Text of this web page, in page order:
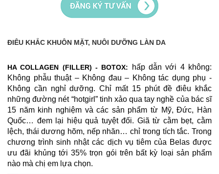
ĐIÊU KHẮC KHUÔN MẶT, NUÔI DƯỠNG LÀN DA
HA COLLAGEN (FILLER) - BOTOX: hấp dẫn với 4 không:
Không phẫu thuật – Không đau – Không tác dụng phụ -
Không cần nghỉ dưỡng. Chỉ mất 15 phút đề điêu khắc
những đường nét “hotgirl” tinh xảo qua tay nghề của bác sĩ
15 năm kinh nghiệm và các sản phẩm từ Mỹ, Đức, Hàn
Quốc… đem lại hiệu quả tuyệt đối. Giã từ cằm bẹt, cằm
lệch, thái dương hõm, nếp nhăn… chỉ trong tích tắc. Trong
chương trình sinh nhật các dịch vụ tiêm của Belas được
ưu đãi khủng tới 35% trọn gói trên bất kỳ loại sản phẩm
nào mà chị em lựa chọn.